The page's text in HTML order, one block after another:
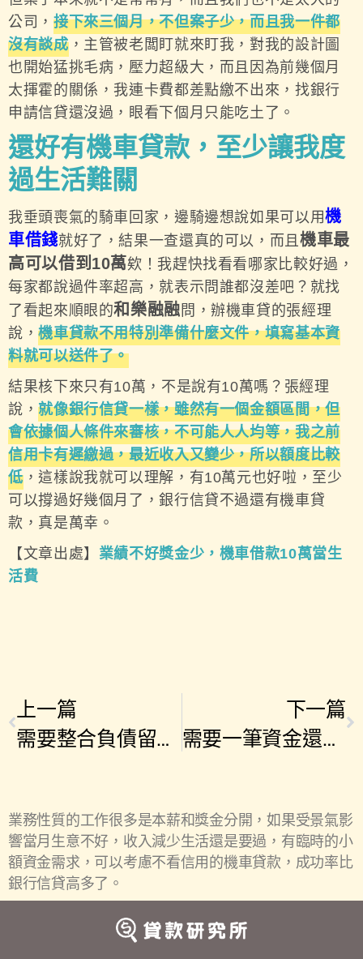
公司， 接下來三個月，不但案子少，而且我一件都
沒有談成，主管被老闆盯就來盯我，對我的設計圖
也開始猛挑毛病，壓力超級大，而且因為前幾個月
太揮霍的關係，我連卡費都差點繳不出來，找銀行
申請信貸還沒過，眼看下個月只能吃土了。
還好有機車貸款，至少讓我度
過生活難關
我垂頭喪氣的騎車回家，邊騎邊想說如果可以用機
車借錢就好了，結果一查還真的可以，而且機車最
高可以借到10萬欸！我趕快找看看哪家比較好過，
每家都說過件率超高，就表示問誰都沒差吧？就找
了看起來順眼的和樂融融 問，辦機車貸的張經理
說，機車貸款不用特別準備什麼文件，填寫基本資
料就可以送件了。
結果核下來只有10萬，不是說有10萬嗎？張經理
說，就像銀行信貸一樣，雖然有一個金額區間，但
會依據個人條件來審核，不可能人人均等，我之前
信用卡有遲繳過，最近收入又變少，所以額度比較
低，這樣說我就可以理解，有10萬元也好啦，至少
可以撐過好幾個月了，銀行信貸不過還有機車貸
款，真是萬幸。
【文章出處】 業績不好獎金少，機車借款10萬當生
活費
上一篇
需要整合負債留下預備金，二胎房貸解救我的資金困境
下一篇
需要一筆資金還清卡債，中古車也能幫我整合負債
業務性質的工作很多是本薪和獎金分開，如果受景氣影
響當月生意不好，收入減少生活還是要過，有臨時的小
額資金需求，可以考慮不看信用的機車貸款，成功率比
銀行信貸高多了。